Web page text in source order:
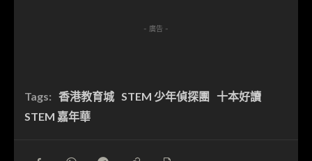
- 廣告 -
Tags: 香港教育城 STEM 少年偵探團
十本好讀
STEM 嘉年華